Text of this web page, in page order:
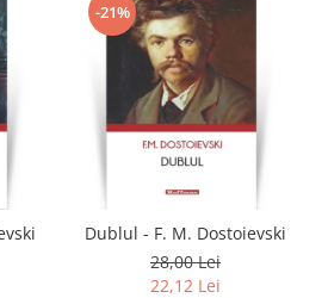
-21%
Dublul - F. M. Dostoievski
28,00 Lei
22,12 Lei